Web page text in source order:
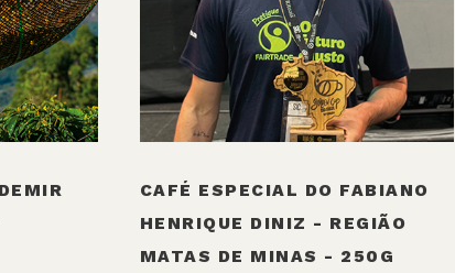
CAFÉ ESPECIAL DO FABIANO
HENRIQUE DINIZ - REGIÃO
MATAS DE MINAS - 250G